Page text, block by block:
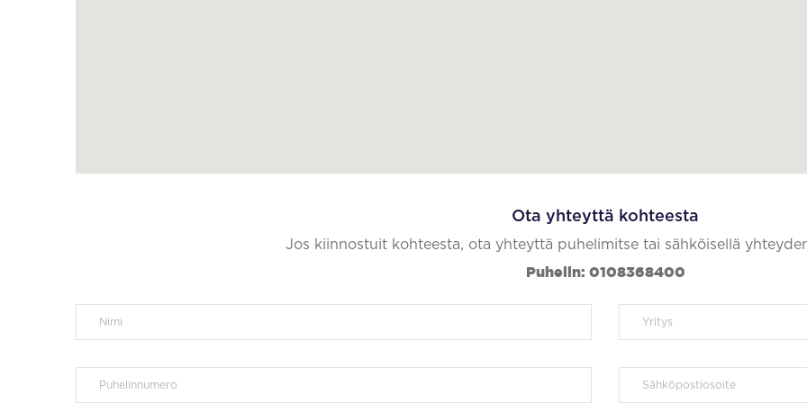
Ota yhteyttä kohteesta
Jos kiinnostuit kohteesta, ota yhteyttä puhelimitse tai sähköisellä
Puhelin: 0108368400